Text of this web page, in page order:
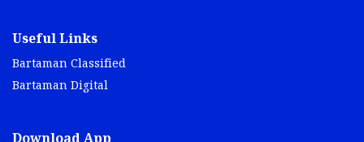
Useful Links
Bartaman Classified
Bartaman Digital